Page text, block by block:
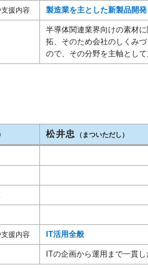
援内容 製造業を主とした新製品開
半導体関連業界向けの素材
拓、そのため会社のしくみ
ので、その分野を主軸として
松井忠 （まついただし）
援内容 IT活用全般
ITの企画から運用まで一貫し